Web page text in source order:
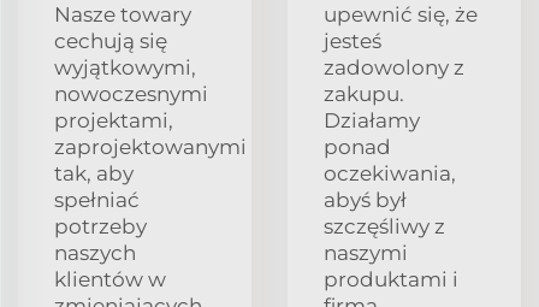
Nasze towary
cechują się
wyjątkowymi,
nowoczesnymi
projektami,
zaprojektowanymi
tak, aby
spełniać
potrzeby
naszych
klientów w
upewnić się, że
jesteś
zadowolony z
zakupu.
Działamy
ponad
oczekiwania,
abyś był
szczęśliwy z
naszymi
produktami i